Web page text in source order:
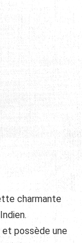
charmante
et possède une